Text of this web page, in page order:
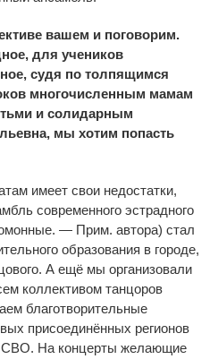
вашем и поговорим.
для учеников
судя по толпящимся
многочисленным мамам
и солидарным
мы хотим попасть
имеет свои недостатки,
современного эстрадного
— Прим. автора) стал
образования в городе,
А ещё мы организовали
коллективом танцоров
благотворительные
присоединённых регионов
СВО. На концерты желающие